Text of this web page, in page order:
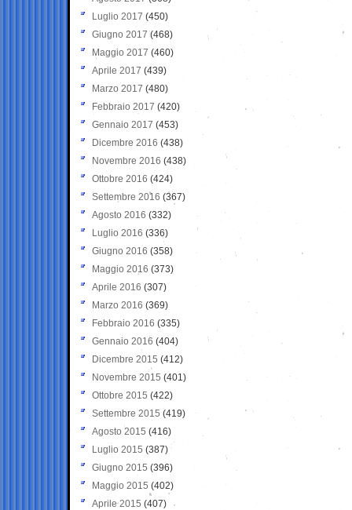
Luglio 2017 (450)
Giugno 2017 (468)
Maggio 2017 (460)
Aprile 2017 (439)
Marzo 2017 (480)
Febbraio 2017 (420)
Gennaio 2017 (453)
Dicembre 2016 (438)
Novembre 2016 (438)
Ottobre 2016 (424)
Settembre 2016 (367)
Agosto 2016 (332)
Luglio 2016 (336)
Giugno 2016 (358)
Maggio 2016 (373)
Aprile 2016 (307)
Marzo 2016 (369)
Febbraio 2016 (335)
Gennaio 2016 (404)
Dicembre 2015 (412)
Novembre 2015 (401)
Ottobre 2015 (422)
Settembre 2015 (419)
Agosto 2015 (416)
Luglio 2015 (387)
Giugno 2015 (396)
Maggio 2015 (402)
Aprile 2015 (407)